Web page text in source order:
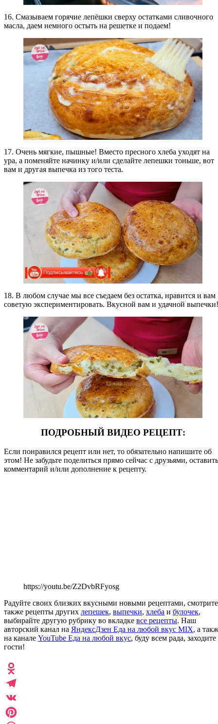
16. Смазываем горячие лепёшки сверху остатками сливочного
масла, даем немного остыть на решетке и подаем!
17. Очень мягкие, пышные! Вместо пресного хлеба уходят на
ура, а поменяйте начинку и/или сделайте лепешки тоньше, вот
вам и другая выпечка из того теста.
18. В любом случае мы все съедаем без остатка, нравится и вам
советую экспериментировать. Вкусной вам и удачной выпечки!
ПОДРОБНЫЙ ВИДЕО РЕЦЕПТ:
Если понравился рецепт или нет, то обязательно напишите об
этом! Не забудьте поделиться прямо сейчас с друзьями, оставить
комментарий и/или дополнение к рецепту.
https://youtu.be/Z2DvbRFyosg
Радуйте своих близких вкусными новыми рецептами, смотрите
также рецепты других лепешек, выпечки, хлеба и булочек,
выбирайте другую рубрику во вкладке все рецепты. Наш
авторский канал на ЯндексДзен Еда на любой вкус MIX, а
на канале YouTube Еда на любой вкус, буду всем рада, заходите
гости!